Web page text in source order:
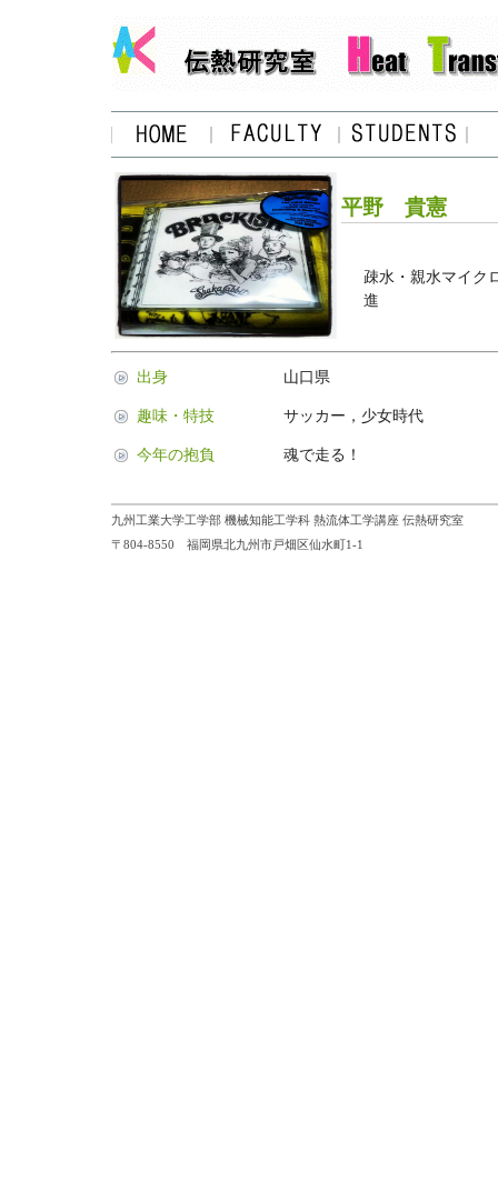
平野 貴憲
疎水・親水マイク
進
出身 山口県
趣味・特技 サッカー，少女時代
今年の抱負 魂で走る！
九州工業大学工学部 機械知能工学科 熱流体工学講座 伝熱研究室
〒804-8550 福岡県北九州市戸畑区仙水町1-1